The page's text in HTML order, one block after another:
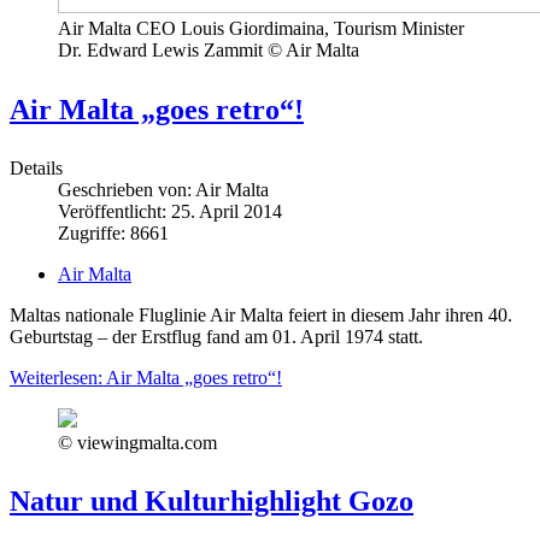
Air Malta CEO Louis Giordimaina, Tourism Minister
Dr. Edward Lewis Zammit © Air Malta
Air Malta „goes retro“!
Details
Geschrieben von: Air Malta
Veröffentlicht: 25. April 2014
Zugriffe: 8661
Air Malta
Maltas nationale Fluglinie Air Malta feiert in diesem Jahr ihren 40.
Geburtstag – der Erstflug fand am 01. April 1974 statt.
Weiterlesen: Air Malta „goes retro“!
© viewingmalta.com
Natur und Kulturhighlight Gozo